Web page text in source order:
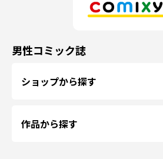
男性コミック誌
ショップから探す
作品から探す